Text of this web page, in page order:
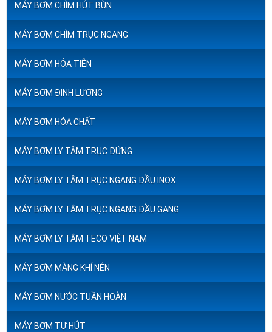
MÁY BƠM CHÌM HÚT BÙN
MÁY BƠM CHÌM TRỤC NGANG
MÁY BƠM HỎA TIỄN
MÁY BƠM ĐỊNH LƯỢNG
MÁY BƠM HÓA CHẤT
MÁY BƠM LY TÂM TRỤC ĐỨNG
MÁY BƠM LY TÂM TRỤC NGANG ĐẦU INOX
MÁY BƠM LY TÂM TRỤC NGANG ĐẦU GANG
MÁY BƠM LY TÂM TECO VIỆT NAM
MÁY BƠM MÀNG KHÍ NÉN
MÁY BƠM NƯỚC TUẦN HOÀN
MÁY BƠM TỰ HÚT